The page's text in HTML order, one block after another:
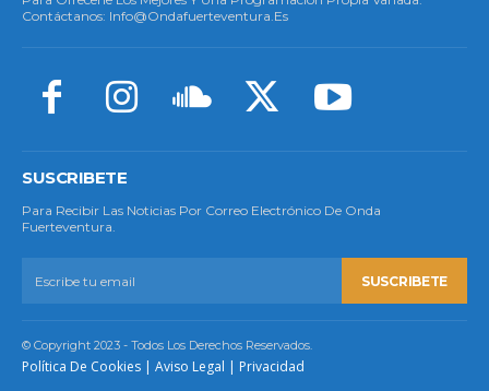
Contáctanos: Info@ondafuerteventura.es
SUSCRIBETE
Para Recibir Las Noticias Por Correo Electrónico De Onda
Fuerteventura.
SUSCRIBETE
© Copyright 2023 - Todos Los Derechos Reservados.
Política De Cookies | Aviso Legal | Privacidad